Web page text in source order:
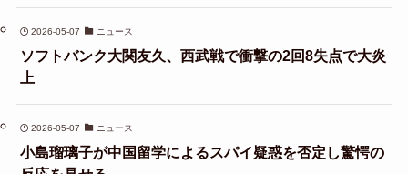
2026-05-07 ニュース
ソフトバンク大関友久、西武戦で衝撃の2回8失点で大炎
上
2026-05-07 ニュース
小島瑠璃子が中国留学によるスパイ疑惑を否定し驚愕の